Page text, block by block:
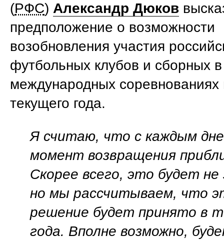
(РФС) Александр Дюков
предположение о возможности
возобновления участия
футбольных клубов и сборных в
международных соревнованиях
текущего года.
Я считаю, что с каждым
момент возвращения
Скорее всего, это будет
но мы рассчитываем, что
решение будет принято в
года. Вполне возможно,